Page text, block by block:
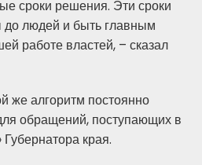
сроки решения. Эти сроки
людей и быть главным
работе властей, – сказал
же алгоритм постоянно
обращений, поступающих в
края.